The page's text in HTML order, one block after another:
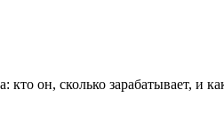
кто он, сколько зарабатывает, и